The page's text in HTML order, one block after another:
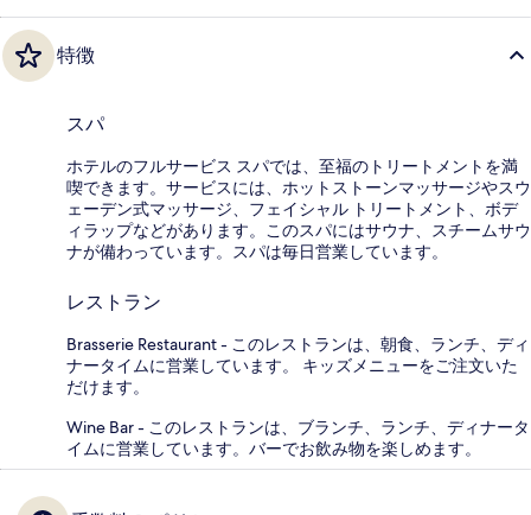
特徴
スパ
ホテルのフルサービス スパでは、至福のトリートメントを満
喫できます。サービスには、ホットストーンマッサージやスウ
ェーデン式マッサージ、フェイシャル トリートメント、ボデ
ィラップなどがあります。このスパにはサウナ、スチームサウ
ナが備わっています。スパは毎日営業しています。
レストラン
Brasserie Restaurant - このレストランは、朝食、ランチ、ディ
ナータイムに営業しています。 キッズメニューをご注文いた
だけます。
Wine Bar - このレストランは、ブランチ、ランチ、ディナータ
イムに営業しています。バーでお飲み物を楽しめます。